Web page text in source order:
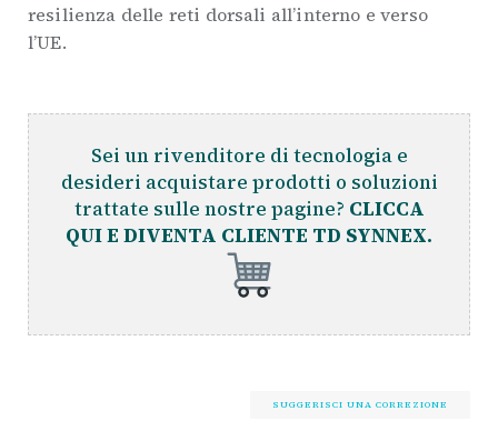
resilienza delle reti dorsali all’interno e verso
l’UE.
Sei un rivenditore di tecnologia e
desideri acquistare prodotti o soluzioni
trattate sulle nostre pagine? CLICCA
QUI E DIVENTA CLIENTE TD SYNNEX.
SUGGERISCI UNA CORREZIONE